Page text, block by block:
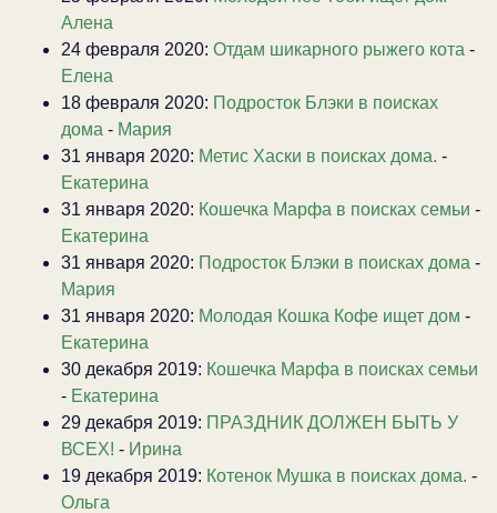
Алена
24 февраля 2020: Отдам шикарного рыжего кота -
Елена
18 февраля 2020: Подросток Блэки в поисках
дома - Мария
31 января 2020: Метис Хаски в поисках дома. -
Екатерина
31 января 2020: Кошечка Марфа в поисках семьи -
Екатерина
31 января 2020: Подросток Блэки в поисках дома -
Мария
31 января 2020: Молодая Кошка Кофе ищет дом -
Екатерина
30 декабря 2019: Кошечка Марфа в поисках семьи
- Екатерина
29 декабря 2019: ПРАЗДНИК ДОЛЖЕН БЫТЬ У
ВСЕХ! - Ирина
19 декабря 2019: Котенок Мушка в поисках дома. -
Ольга